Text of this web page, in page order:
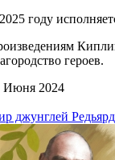
году
героев.
Июня 2024
джунглей